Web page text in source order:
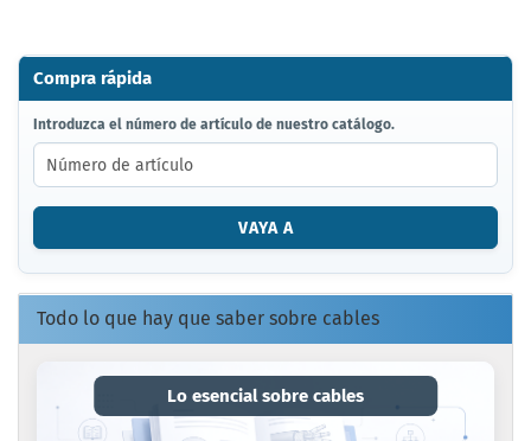
Compra rápida
INTRODUZCA
EL
NÚMERO
DE
ARTÍCULO
NUESTRO
CATÁLOGO.
Introduzca el número de artículo de nuestro catálogo.
VAYA A
Todo lo que hay que saber sobre cables
Lo esencial sobre cables